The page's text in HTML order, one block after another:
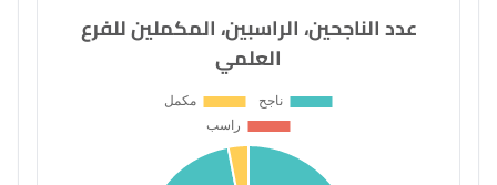
عدد الناجحين، الراسبين، المكملين للفرع
العلمي